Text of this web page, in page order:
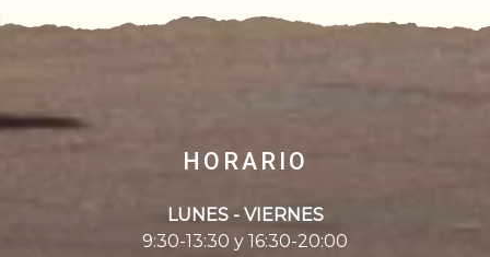
HORARIO
LUNES - VIERNES
9:30-13:30 y 16:30-20:00